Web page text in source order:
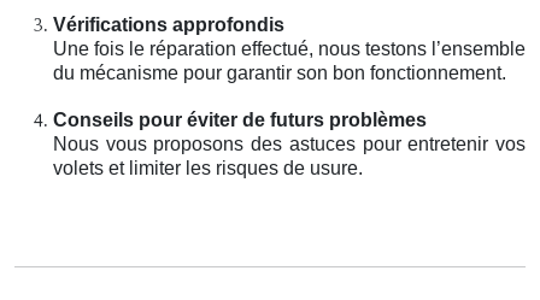
Vérifications approfondis
Une fois le réparation effectué, nous testons l’ensemble
du mécanisme pour garantir son bon fonctionnement.
Conseils pour éviter de futurs problèmes
Nous vous proposons des astuces pour entretenir vos
volets et limiter les risques de usure.